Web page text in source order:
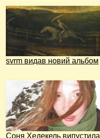
svrm видав новий альбом
Соня Хедекель випустила